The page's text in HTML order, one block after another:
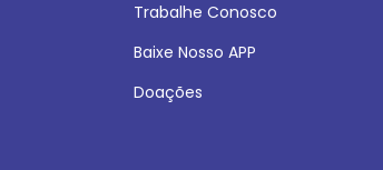
Trabalhe Conosco
Baixe Nosso APP
Doações